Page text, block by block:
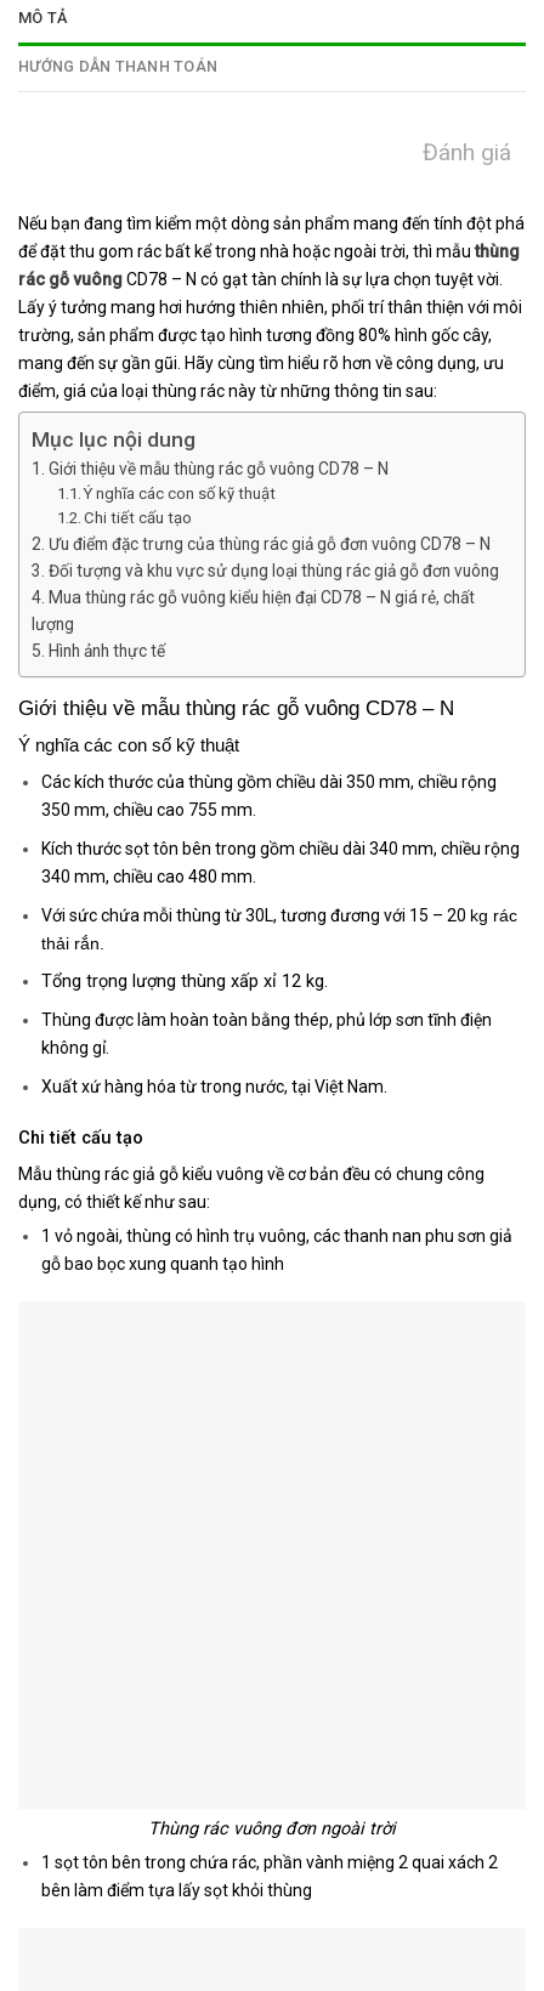
MÔ TẢ
HƯỚNG DẪN THANH TOÁN
Đánh giá
Nếu bạn đang tìm kiểm một dòng sản phẩm mang đến tính đột phá
để đặt thu gom rác bất kể trong nhà hoặc ngoài trời, thì mẫuthùng
rác gỗ vuôngCD78 – N có gạt tàn chính là sự lựa chọn tuyệt vời.
Lấy ý tưởng mang hơi hướng thiên nhiên, phối trí thân thiện với môi
trường, sản phẩm được tạo hình tương đồng 80% hình gốc cây,
mang đến sự gần gũi. Hãy cùng tìm hiểu rõ hơn về công dụng, ưu
điểm, giá của loại thùng rác này từ những thông tin sau:
Mục lục nội dung
Giới thiệu về mẫu thùng rác gỗ vuông CD78 – N
Ý nghĩa các con số kỹ thuật
Chi tiết cấu tạo
Ưu điểm đặc trưng của thùng rác giả gỗ đơn vuông CD78 – N
Đối tượng và khu vực sử dụng loại thùng rác giả gỗ đơn vuông
Mua thùng rác gỗ vuông kiểu hiện đại CD78 – N giá rẻ, chất
lượng
Hình ảnh thực tế
Giới thiệu về mẫu thùng rác gỗ vuông CD78 – N
Ý nghĩa các con số kỹ thuật
Các kích thước của thùng gồm chiều dài 350 mm, chiều rộng
350 mm, chiều cao 755 mm.
Kích thước sọt tôn bên trong gồm chiều dài 340 mm, chiều rộng
340 mm, chiều cao 480 mm.
Với sức chứa mỗi thùng từ 30L, tương đương với 15 – 20 kg rác
thải rắn.
Tổng trọng lượng thùng xấp xỉ 12 kg.
Thùng được làm hoàn toàn bằng thép, phủ lớp sơn tĩnh điện
không gỉ.
Xuất xứ hàng hóa từ trong nước, tại Việt Nam.
Chi tiết cấu tạo
Mẫu thùng rác giả gỗ kiểu vuông về cơ bản đều có chung công
dụng, có thiết kế như sau:
1 vỏ ngoài, thùng có hình trụ vuông, các thanh nan phu sơn giả
gỗ bao bọc xung quanh tạo hình
Thùng rác vuông đơn ngoài trời
1 sọt tôn bên trong chứa rác, phần vành miệng 2 quai xách 2
bên làm điểm tựa lấy sọt khỏi thùng